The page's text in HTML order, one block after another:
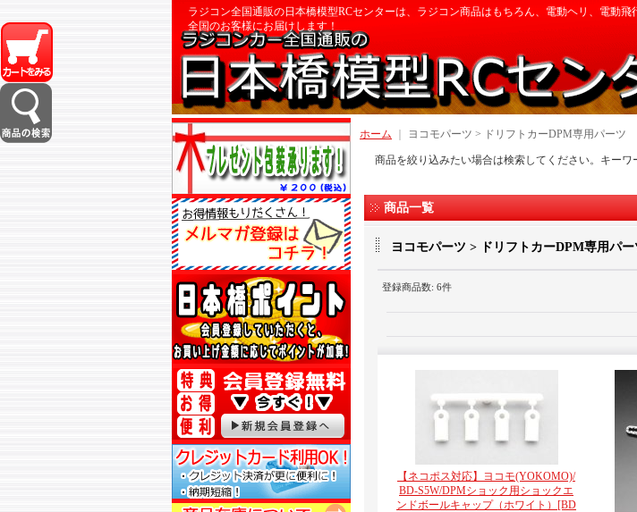
ラジコン全国通販の日本橋模型RCセンターは、ラジコン商品はもちろん、電動ヘリ、電動
全国のお客様にお届けします！
ホーム ヨコモパーツ > ドリフトカーDPM専用パーツ
商品を絞り込みたい場合は検索してください。キーワ
商品一覧
ヨコモパーツ > ドリフトカーDPM専用パー
登録商品数: 6件
【ネコポス対応】ヨコモ(YOKOMO)/
BD-S5W/DPMショック用ショックエ
ンドボールキャップ（ホワイト） [BD